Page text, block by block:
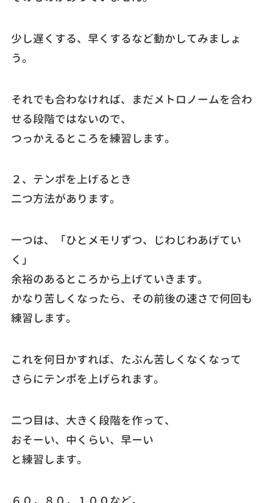
少し遅くする、早くするなど動かしてみましょ
う。
それでも合わなければ、まだメトロノームを合わ
せる段階ではないので、
つっかえるところを練習します。
２、テンポを上げるとき
二つ方法があります。
一つは、「ひとメモリずつ、じわじわあげてい
く」
余裕のあるところから上げていきます。
かなり苦しくなったら、その前後の速さで何回も
練習します。
これを何日かすれば、たぶん苦しくなくなって
さらにテンポを上げられます。
二つ目は、大きく段階を作って、
おそーい、中くらい、早ーい
と練習します。